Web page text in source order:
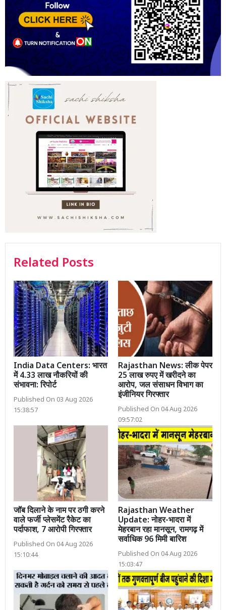
Related Posts
India Data Centers: भारत
में 4.33 लाख नौकरियों की
संभावना: रिपोर्ट
Published On 03 Aug 2026
15:38:57
Rajasthan News: लीक पेपर
25 लाख रुपए में खरीदने का
आरोप, जल संसाधन विभाग का
इंजीनियर गिरफ्तार
Published On 04 Aug 2026
09:57:02
जॉब दिलाने के नाम पर ठगी करने
वाले फर्जी प्लेसमेंट रैकेट का
पर्दाफाश, 7 आरोपी गिरफ्तार
Published On 04 Aug 2026
15:10:44
Rajasthan Weather
Update: नोहर-भादरा में
मेहरबान रहा मानसून, रामगढ़ में
सर्वाधिक 96 मिमी बारिश
Published On 04 Aug 2026
15:03:47